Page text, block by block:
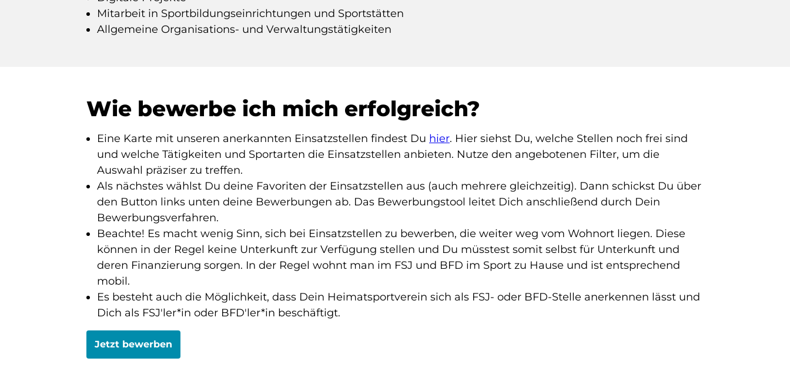
Mitarbeit in Sportbildungseinrichtungen und Sportstätten
Allgemeine Organisations- und Verwaltungstätigkeiten
Wie bewerbe ich mich erfolgreich?
Eine Karte mit unseren anerkannten Einsatzstellen findest Du hier. Hier siehst Du, welche Stellen noch frei sind
und welche Tätigkeiten und Sportarten die Einsatzstellen anbieten. Nutze den angebotenen Filter, um die
Auswahl präziser zu treffen.
Als nächstes wählst Du deine Favoriten der Einsatzstellen aus (auch mehrere gleichzeitig). Dann schickst Du über
den Button links unten deine Bewerbungen ab. Das Bewerbungstool leitet Dich anschließend durch Dein
Bewerbungsverfahren.
Beachte! Es macht wenig Sinn, sich bei Einsatzstellen zu bewerben, die weiter weg vom Wohnort liegen. Diese
können in der Regel keine Unterkunft zur Verfügung stellen und Du müsstest somit selbst für Unterkunft und
deren Finanzierung sorgen. In der Regel wohnt man im FSJ und BFD im Sport zu Hause und ist entsprechend
mobil.
Es besteht auch die Möglichkeit, dass Dein Heimatsportverein sich als FSJ- oder BFD-Stelle anerkennen lässt und
Dich als FSJ'ler*in oder BFD'ler*in beschäftigt.
Jetzt bewerben